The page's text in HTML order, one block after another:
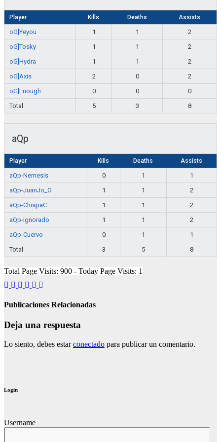
Player Kills Deaths Assists
oG]Yeyou 1 1
2
oG]Tosky
1 1
2
oG]Hydra
1 1
2
oG]Axis
2 0
2
oG]Enough
0 0
0
Total
5 3 8
aQp
Player Kills Deaths Assists
aQp-Nemesis 0 1
1
aQp-JuanJo_O
1 1
2
aQp-ChispaC
1 1
2
aQp-Ignorado
1 1
2
aQp-Cuervo
0 1
1
Total
3 5 8
Total Page Visits: 900 - Today Page Visits: 1
Publicaciones Relacionadas
Deja una respuesta
Lo siento, debes estarconectado para publicar un comentario.
Login
Username